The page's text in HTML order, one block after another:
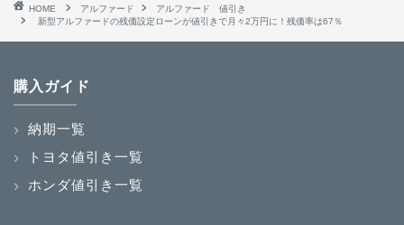
HOME アルファード
アルファード 値引き
新型アルファードの残価設定ローンが値引きで月々2万円に！残価率は67％
購入ガイド
納期一覧
トヨタ値引き一覧
ホンダ値引き一覧